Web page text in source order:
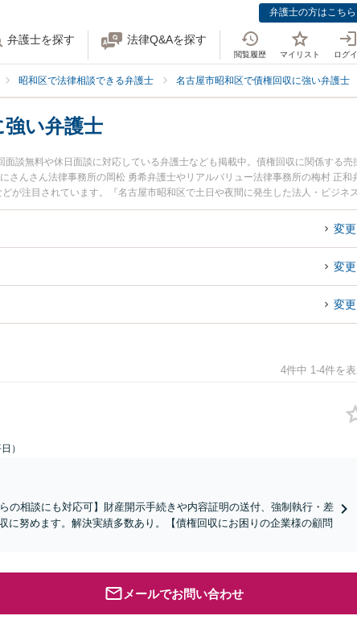
弁護士の方はこちら
弁護士を探す 法律Q&Aを探す
閲覧履歴 マイリスト ログ
昭和区で法律相談できる弁護士 名古屋市昭和区で債権回収に強い弁護士
い弁護士
談無料や休日面談に対応している弁護士なども掲載中。債権回収に関係する売
んさん法律事務所の岡松 勇希弁護士やリアルバリュー法律事務所の梅村 正和
が注目されています。『名古屋市昭和区で土日や夜間に発生した法人・ビジネ
決の実績豊富な近くの弁護士を検索したい』『初回相談無料で法人・ビジネ
さんにおすすめです。
変更
変更
変更
4件中 1-4件を
）
の相談にも対応可】財産開示手続きや内容証明の送付、強制執行・差
に努めます。解決実績多数あり。【債権回収にお困りの企業様の顧問
メールでお問い合わせ